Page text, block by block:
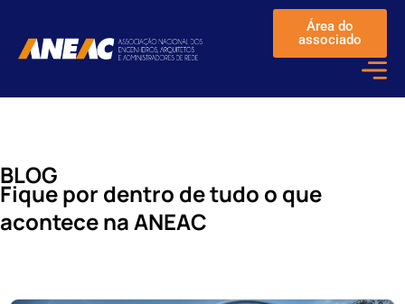
Área do
associado
BLOG
Fique por dentro de tudo o que
acontece na ANEAC